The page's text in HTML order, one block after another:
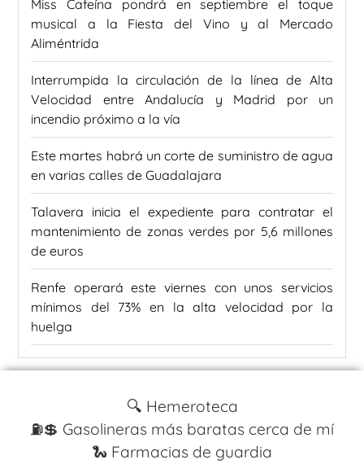
Miss Cafeína pondrá en septiembre el toque
musical a la Fiesta del Vino y al Mercado
Aliméntrida
Interrumpida la circulación de la línea de Alta
Velocidad entre Andalucía y Madrid por un
incendio próximo a la vía
Este martes habrá un corte de suministro de agua
en varias calles de Guadalajara
Talavera inicia el expediente para contratar el
mantenimiento de zonas verdes por 5,6 millones
de euros
Renfe operará este viernes con unos servicios
mínimos del 73% en la alta velocidad por la
huelga
🔍 Hemeroteca
⛽️💲 Gasolineras más baratas cerca de mí
🐍 Farmacias de guardia